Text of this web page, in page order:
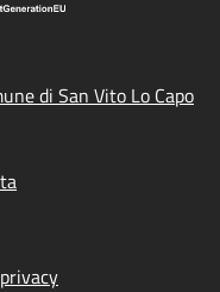
di San Vito Lo Capo